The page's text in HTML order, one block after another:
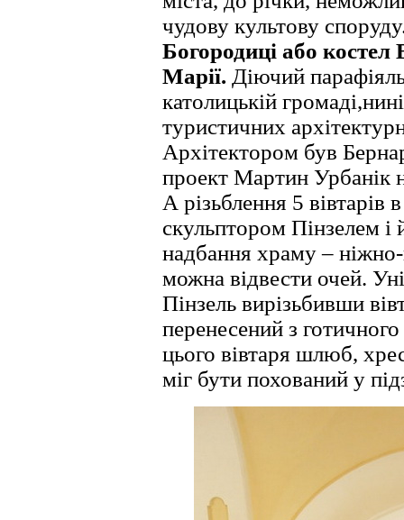
чудову культову
Богородиці або костел
Марії. Діючий
католицькій
туристичних
Архітектором був
проект Мартин Урбанік
А різьблення 5 вівтарів
скульптором Пінзелем
надбання храму –
можна відвести очей.
Пінзель вирізьбивши
перенесений з
цього вівтаря шлюб,
міг бути похований у